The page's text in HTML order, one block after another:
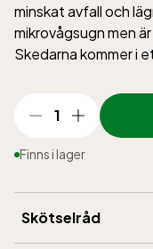
minskat avfall och
mikrovågsugn men
Skedarna kommer i
1
Finns i lager
Skötselråd